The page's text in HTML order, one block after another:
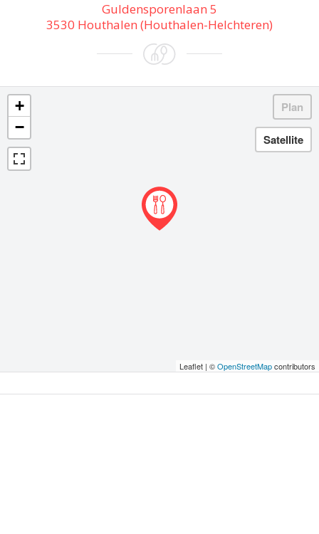
Guldensporenlaan 5
3530 Houthalen (Houthalen-Helchteren)
+
−
Leaflet | ©OpenStreetMapcontributors